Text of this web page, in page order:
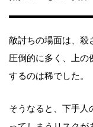
敵討ちの場面は、殺
圧倒的に多く、上の
するのは稀でした。
そうなると、下手人